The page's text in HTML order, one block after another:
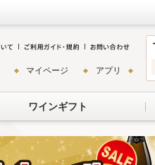
マイページ アプリ
ワインギフト